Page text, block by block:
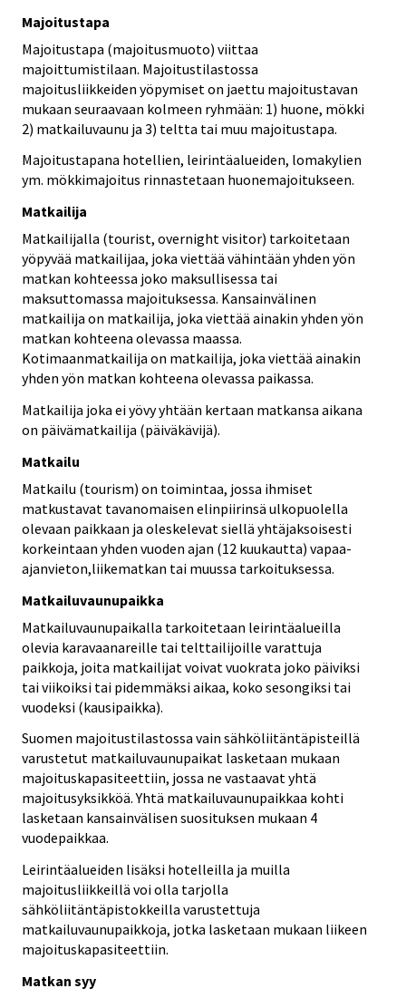
Majoitustapa
Majoitustapa (majoitusmuoto) viittaa
majoittumistilaan. Majoitustilastossa
majoitusliikkeiden yöpymiset on jaettu majoitustavan
mukaan seuraavaan kolmeen ryhmään: 1) huone, mökki
2) matkailuvaunu ja 3) teltta tai muu majoitustapa.
Majoitustapana hotellien, leirintäalueiden, lomakylien
ym. mökkimajoitus rinnastetaan huonemajoitukseen.
Matkailija
Matkailijalla (tourist, overnight visitor) tarkoitetaan
yöpyvää matkailijaa, joka viettää vähintään yhden yön
matkan kohteessa joko maksullisessa tai
maksuttomassa majoituksessa. Kansainvälinen
matkailija on matkailija, joka viettää ainakin yhden yön
matkan kohteena olevassa maassa.
Kotimaanmatkailija on matkailija, joka viettää ainakin
yhden yön matkan kohteena olevassa paikassa.
Matkailija joka ei yövy yhtään kertaan matkansa aikana
on päivämatkailija (päiväkävijä).
Matkailu
Matkailu (tourism) on toimintaa, jossa ihmiset
matkustavat tavanomaisen elinpiirinsä ulkopuolella
olevaan paikkaan ja oleskelevat siellä yhtäjaksoisesti
korkeintaan yhden vuoden ajan (12 kuukautta) vapaa-
ajanvieton,liikematkan tai muussa tarkoituksessa.
Matkailuvaunupaikka
Matkailuvaunupaikalla tarkoitetaan leirintäalueilla
olevia karavaanareille tai telttailijoille varattuja
paikkoja, joita matkailijat voivat vuokrata joko päiviksi
tai viikoiksi tai pidemmäksi aikaa, koko sesongiksi tai
vuodeksi (kausipaikka).
Suomen majoitustilastossa vain sähköliitäntäpisteillä
varustetut matkailuvaunupaikat lasketaan mukaan
majoituskapasiteettiin, jossa ne vastaavat yhtä
majoitusyksikköä. Yhtä matkailuvaunupaikkaa kohti
lasketaan kansainvälisen suosituksen mukaan 4
vuodepaikkaa.
Leirintäalueiden lisäksi hotelleilla ja muilla
majoitusliikkeillä voi olla tarjolla
sähköliitäntäpistokkeilla varustettuja
matkailuvaunupaikkoja, jotka lasketaan mukaan liikeen
majoituskapasiteettiin.
Matkan syy